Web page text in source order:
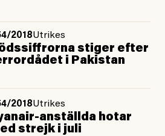
2018Utrikes
stiger efter
i Pakistan
2018Utrikes
anställda hotar
strejk i juli